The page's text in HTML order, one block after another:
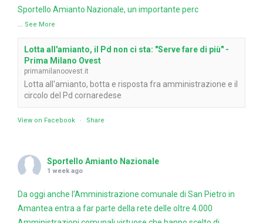
Sportello Amianto Nazionale, un importante perc
See More
Lotta all'amianto, il Pd non ci sta: "Serve fare di più" -
Prima Milano Ovest
primamilanoovest.it
Lotta all'amianto, botta e risposta fra amministrazione e il
circolo del Pd cornaredese
View on Facebook · Share
Sportello Amianto Nazionale
1 week ago
Da oggi anche l’Amministrazione comunale di San Pietro in
Amantea entra a far parte della rete delle oltre 4.000